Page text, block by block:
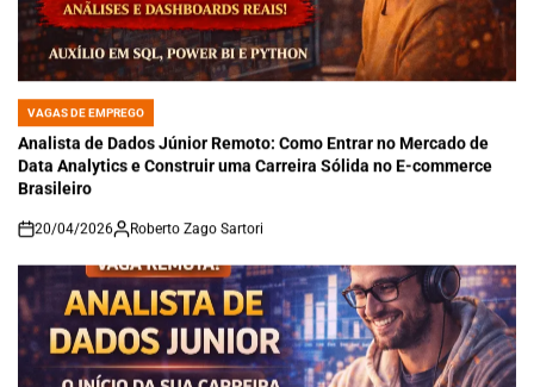
POSTED
IN
VAGAS DE EMPREGO
Analista de Dados Júnior Remoto: Como Entrar no Mercado de
Data Analytics e Construir uma Carreira Sólida no E-commerce
Brasileiro
on
20/04/2026 Roberto Zago Sartori